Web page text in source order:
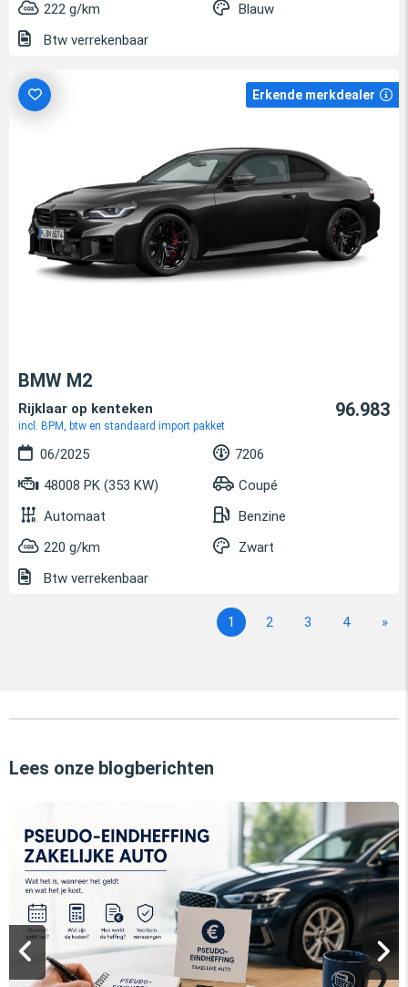
222 g/km
Blauw
Btw verrekenbaar
Erkende merkdealer
BMW M2
Rijklaar op kenteken
incl. BPM, btw en standaard import pakket
96.983
06/2025
7206
48008 PK (353 KW)
Coupé
Automaat
Benzine
220 g/km
Zwart
Btw verrekenbaar
1 2 3 4 »
Lees onze blogberichten